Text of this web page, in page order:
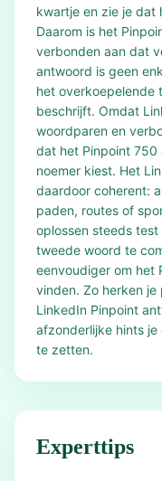
kwartje en zie je dat
Daarom is het
verbonden aan dat
antwoord is geen
het overkoepelende
beschrijft. Omdat
woordparen en
dat het Pinpoint
noemer kiest. Het
daardoor coherent:
paden, routes of
oplossen steeds
tweede woord te
eenvoudiger om het
vinden. Zo herken je
LinkedIn Pinpoint
afzonderlijke hints
te zetten.
Experttips